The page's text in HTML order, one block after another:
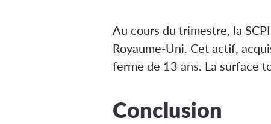
Au cours du trimestre, la
Royaume-Uni. Cet actif,
ferme de 13 ans. La surface
Conclusion